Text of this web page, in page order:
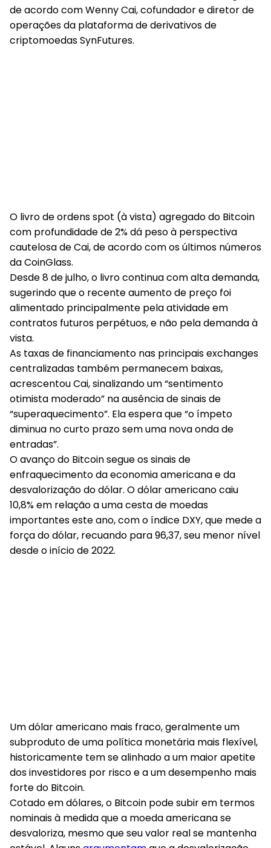
de acordo com Wenny Cai, cofundador e diretor de
operações da plataforma de derivativos de
criptomoedas SynFutures.
O livro de ordens spot (à vista) agregado do Bitcoin
com profundidade de 2% dá peso à perspectiva
cautelosa de Cai, de acordo com os últimos números
da CoinGlass.
Desde 8 de julho, o livro continua com alta demanda,
sugerindo que o recente aumento de preço foi
alimentado principalmente pela atividade em
contratos futuros perpétuos, e não pela demanda à
vista.
As taxas de financiamento nas principais exchanges
centralizadas também permanecem baixas,
acrescentou Cai, sinalizando um “sentimento
otimista moderado” na ausência de sinais de
“superaquecimento”. Ela espera que “o ímpeto
diminua no curto prazo sem uma nova onda de
entradas”.
O avanço do Bitcoin segue os sinais de
enfraquecimento da economia americana e da
desvalorização do dólar. O dólar americano caiu
10,8% em relação a uma cesta de moedas
importantes este ano, com o índice DXY, que mede a
força do dólar, recuando para 96,37, seu menor nível
desde o início de 2022.
Um dólar americano mais fraco, geralmente um
subproduto de uma política monetária mais flexível,
historicamente tem se alinhado a um maior apetite
dos investidores por risco e a um desempenho mais
forte do Bitcoin.
Cotado em dólares, o Bitcoin pode subir em termos
nominais à medida que a moeda americana se
desvaloriza, mesmo que seu valor real se mantenha